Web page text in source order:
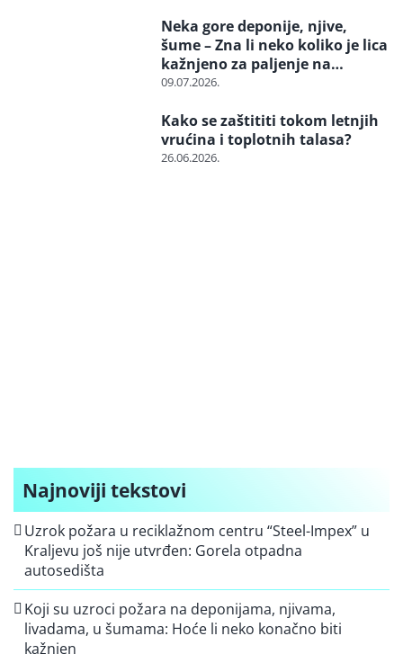
Neka gore deponije, njive,
šume – Zna li neko koliko je lica
kažnjeno za paljenje na
otvorenom
09.07.2026.
Kako se zaštititi tokom letnjih
vrućina i toplotnih talasa?
26.06.2026.
Najnoviji tekstovi
Uzrok požara u reciklažnom centru “Steel-Impex” u
Kraljevu još nije utvrđen: Gorela otpadna
autosedišta
Koji su uzroci požara na deponijama, njivama,
livadama, u šumama: Hoće li neko konačno biti
kažnjen